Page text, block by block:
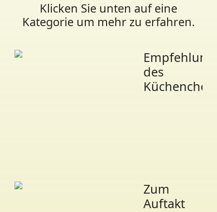
Klicken Sie unten auf eine
Kategorie um mehr zu erfahren.
Empfehlung
des
Küchenchefs
Zum
Auftakt